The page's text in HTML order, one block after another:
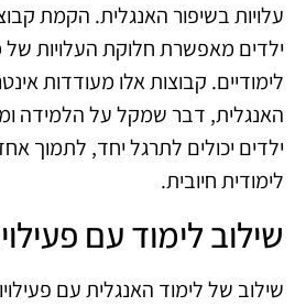
עלויות בשיפור האנגלית. הקמת
ילדים מאפשרת חלוקת העלויות של
לימודיים. קבוצות אלו מעודדות
האנגלית, דבר שמקל על הלמידה
ילדים יכולים לתרגל יחד, לתמוך
לימודית חיובית.
שילוב לימוד עם
שילוב של לימוד האנגלית עם